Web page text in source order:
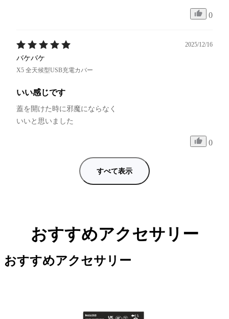
0
2025/12/16
バケバケ
X5 全天候型USB充電カバー
いい感じです
蓋を開けた時に邪魔にならなく
いいと思いました
0
すべて表示
おすすめアクセサリー
おすすめアクセサリー